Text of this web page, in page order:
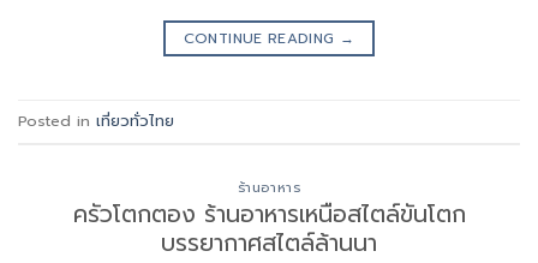
CONTINUE READING →
Posted in เที่ยวทั่วไทย
ร้านอาหาร
ครัวโตกตอง ร้านอาหารเหนือสไตล์ขันโตก
บรรยากาศสไตล์ล้านนา